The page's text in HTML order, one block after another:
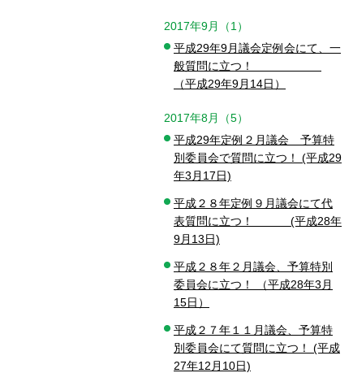
2017年9月（1）
平成29年9月議会定例会にて、一
般質問に立つ！
（平成29年9月14日）
2017年8月（5）
平成29年定例２月議会 予算特
別委員会で質問に立つ！ (平成29
年3月17日)
平成２８年定例９月議会にて代
表質問に立つ！ (平成28年
9月13日)
平成２８年２月議会、予算特別
委員会に立つ！ （平成28年3月
15日）
平成２７年１１月議会、予算特
別委員会にて質問に立つ！ (平成
27年12月10日)